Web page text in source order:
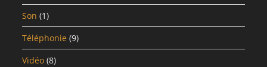
Son (1)
Téléphonie (9)
Vidéo (8)